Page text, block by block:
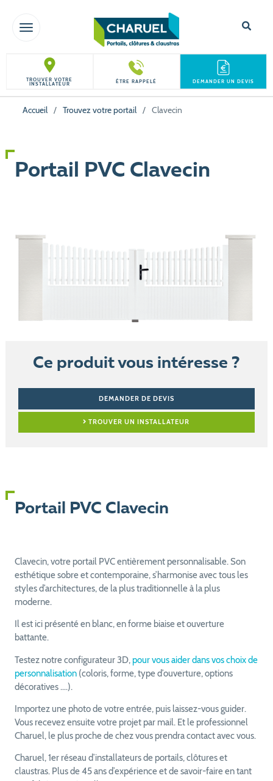
TOGGLE NAVIGATION
TROUVER VOTRE
INSTALLATEUR ÊTRE RAPPELÉ DEMANDER UN DEVIS
Accueil / Trouvez votre portail / Clavecin
Portail PVC Clavecin
Ce produit vous intéresse ?
DEMANDER DE DEVIS
TROUVER UN INSTALLATEUR
Portail PVC Clavecin
Clavecin, votre portail PVC entièrement personnalisable. Son
esthétique sobre et contemporaine, s’harmonise avec tous les
styles d’architectures, de la plus traditionnelle à la plus
moderne.
Il est ici présenté en blanc, en forme biaise et ouverture
battante.
Testez notre configurateur 3D, pour vous aider dans vos choix de
personnalisation(coloris, forme, type d’ouverture, options
décoratives ….).
Importez une photo de votre entrée, puis laissez-vous guider.
Vous recevez ensuite votre projet par mail. Et le professionnel
Charuel, le plus proche de chez vous prendra contact avec vous.
Charuel, 1er réseau d’installateurs de portails, clôtures et
claustras. Plus de 45 ans d’expérience et de savoir-faire en tant